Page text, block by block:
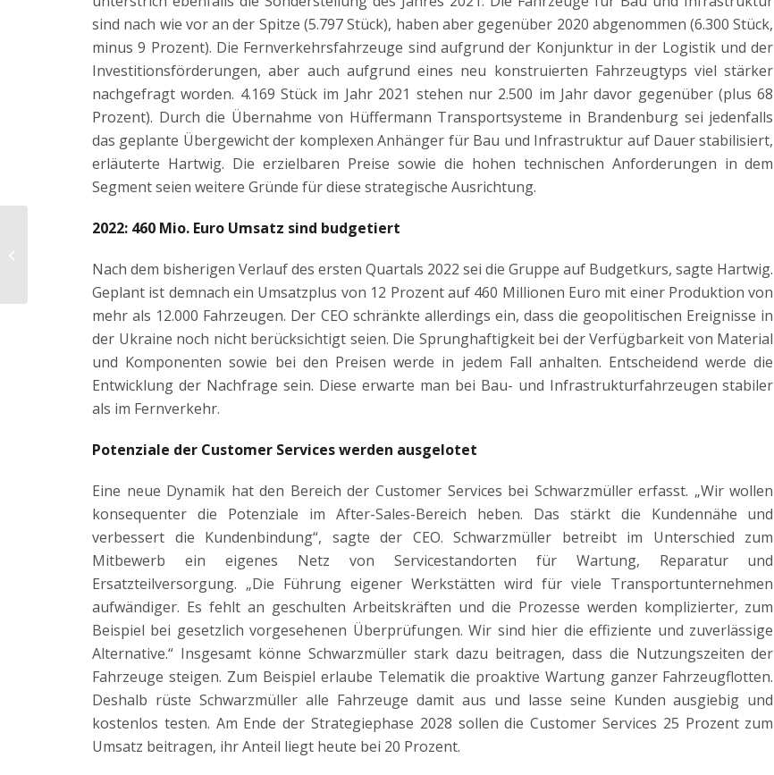
sind nach wie vor an der Spitze (5.797 Stück), haben aber gegenüber 2020 abgenommen (6.300 Stück,
minus 9 Prozent). Die Fernverkehrsfahrzeuge sind aufgrund der Konjunktur in der Logistik und der
Investitionsförderungen, aber auch aufgrund eines neu konstruierten Fahrzeugtyps viel stärker
nachgefragt worden. 4.169 Stück im Jahr 2021 stehen nur 2.500 im Jahr davor gegenüber (plus 68
Prozent). Durch die Übernahme von Hüffermann Transportsysteme in Brandenburg sei jedenfalls
das geplante Übergewicht der komplexen Anhänger für Bau und Infrastruktur auf Dauer stabilisiert,
erläuterte Hartwig. Die erzielbaren Preise sowie die hohen technischen Anforderungen in dem
Segment seien weitere Gründe für diese strategische Ausrichtung.
2022: 460 Mio. Euro Umsatz sind budgetiert
Nach dem bisherigen Verlauf des ersten Quartals 2022 sei die Gruppe auf Budgetkurs, sagte Hartwig.
Geplant ist demnach ein Umsatzplus von 12 Prozent auf 460 Millionen Euro mit einer Produktion von
mehr als 12.000 Fahrzeugen. Der CEO schränkte allerdings ein, dass die geopolitischen Ereignisse in
der Ukraine noch nicht berücksichtigt seien. Die Sprunghaftigkeit bei der Verfügbarkeit von Material
und Komponenten sowie bei den Preisen werde in jedem Fall anhalten. Entscheidend werde die
Entwicklung der Nachfrage sein. Diese erwarte man bei Bau- und Infrastrukturfahrzeugen stabiler
als im Fernverkehr.
Potenziale der Customer Services werden ausgelotet
Eine neue Dynamik hat den Bereich der Customer Services bei Schwarzmüller erfasst. „Wir wollen
konsequenter die Potenziale im After-Sales-Bereich heben. Das stärkt die Kundennähe und
verbessert die Kundenbindung“, sagte der CEO. Schwarzmüller betreibt im Unterschied zum
Mitbewerb ein eigenes Netz von Servicestandorten für Wartung, Reparatur und
Ersatzteilversorgung. „Die Führung eigener Werkstätten wird für viele Transportunternehmen
aufwändiger. Es fehlt an geschulten Arbeitskräften und die Prozesse werden komplizierter, zum
Beispiel bei gesetzlich vorgesehenen Überprüfungen. Wir sind hier die effiziente und zuverlässige
Alternative.“ Insgesamt könne Schwarzmüller stark dazu beitragen, dass die Nutzungszeiten der
Fahrzeuge steigen. Zum Beispiel erlaube Telematik die proaktive Wartung ganzer Fahrzeugflotten.
Deshalb rüste Schwarzmüller alle Fahrzeuge damit aus und lasse seine Kunden ausgiebig und
kostenlos testen. Am Ende der Strategiephase 2028 sollen die Customer Services 25 Prozent zum
Umsatz beitragen, ihr Anteil liegt heute bei 20 Prozent.
Dunaj statkiem